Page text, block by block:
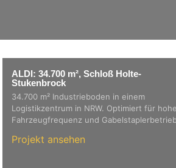
ALDI: 34.700 m², Schloß Holte-
Stukenbrock
34.700 m² Industrieboden in einem
Logistikzentrum in NRW. Optimiert für hohe
Fahrzeugfrequenz und
Projekt ansehen